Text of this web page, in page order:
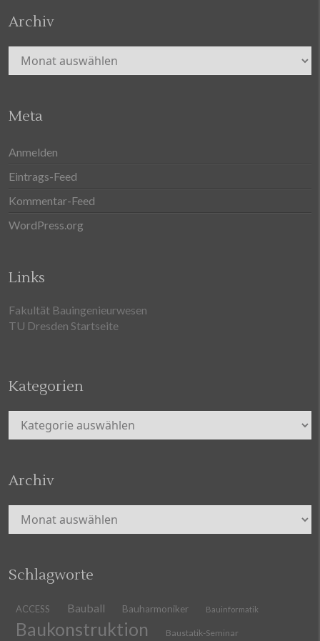
Archiv
Archiv
Meta
Anmelden
Eintrags-Feed
Kommentar-Feed
WordPress.org
Links
Fakultät Bauingenieurwesen
TU Dresden Startseite
Kategorien
Kategorien
Archiv
Archiv
Schlagworte
ACCESS Bauball Bauharmoniker Bauinformatik
Baukonstruktion Baustatik-Seminar